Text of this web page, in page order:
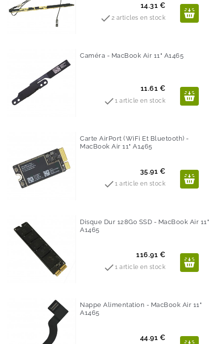
Prix
14.31 €
 2 articles en stock
Caméra - MacBook Air 11" A1465
Prix
11.61 €
1 article en stock
Carte AirPort (WiFi Et Bluetooth) -
MacBook Air 11" A1465
Prix
35.91 €
1 article en stock
Disque Dur 128Go SSD - MacBook Air 11"
A1465
Prix
116.91 €
1 article en stock
Nappe Alimentation - MacBook Air 11"
A1465
Prix
44.91 €